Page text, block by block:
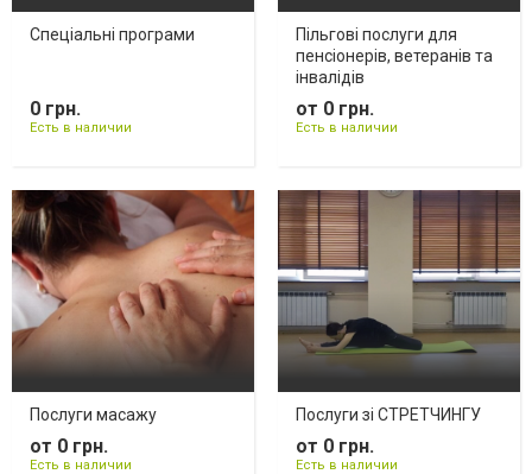
Спеціальні програми
0 грн.
Есть в наличии
Пільгові послуги для
пенсіонерів, ветеранів та
інвалідів
от 0 грн.
Есть в наличии
Послуги масажу
от 0 грн.
Есть в наличии
Послуги зі СТРЕТЧИНГУ
от 0 грн.
Есть в наличии